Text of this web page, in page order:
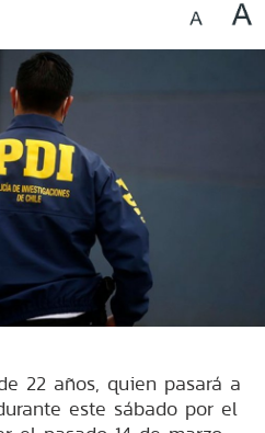
22 años, quien pasará a
este sábado por el